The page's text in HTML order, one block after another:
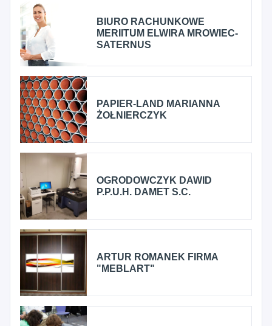
BIURO RACHUNKOWE
MERIITUM ELWIRA MROWIEC-
SATERNUS
PAPIER-LAND MARIANNA
ŻOŁNIERCZYK
OGRODOWCZYK DAWID
P.P.U.H. DAMET S.C.
ARTUR ROMANEK FIRMA
"MEBLART"